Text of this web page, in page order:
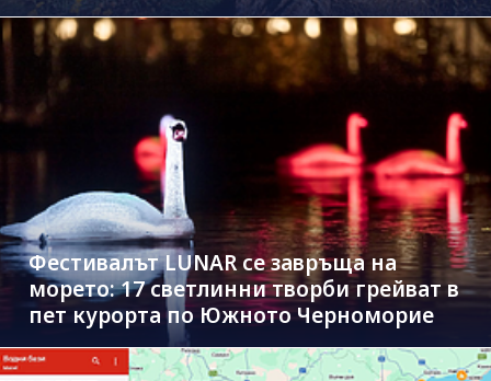
Фестивалът LUNAR се завръща на
морето: 17 светлинни творби грейват в
пет курорта по Южното Черноморие